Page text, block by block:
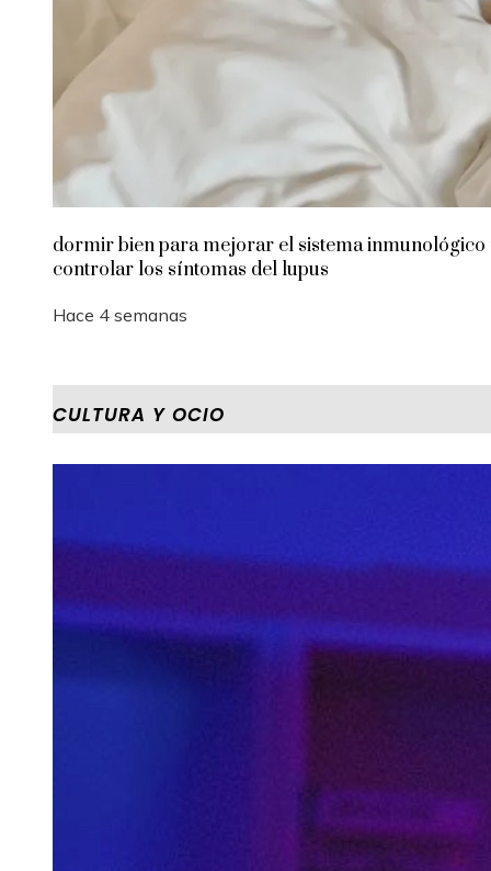
dormir bien para mejorar el sistema inmunológico
controlar los síntomas del lupus
Hace 4 semanas
CULTURA Y OCIO